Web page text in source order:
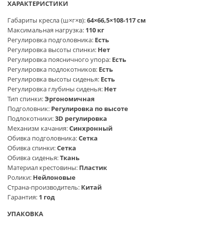
ХАРАКТЕРИСТИКИ
Габариты кресла (ш×г×в):64×66,5×108-117 см
Максимальная нагрузка: 110 кг
Регулировка подголовника: Есть
Регулировка высоты спинки: Нет
Регулировка поясничного упора: Есть
Регулировка подлокотников: Есть
Регулировка высоты сиденья: Есть
Регулировка глубины сиденья: Нет
Тип спинки:Эргономичная
Подголовник: Регулировка по высоте
Подлокотники:3D регулировка
Механизм качания:Синхронный
Обивка подголовника:Сетка
Обивка спинки:Сетка
Обивка сиденья:Ткань
Материал крестовины: Пластик
Ролики: Нейлоновые
Страна-производитель: Китай
Гарантия: 1 год
УПАКОВКА